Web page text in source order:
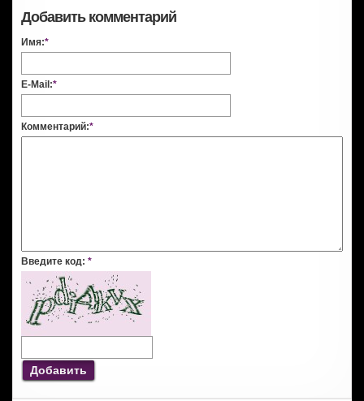
Добавить комментарий
Имя:*
E-Mail:*
Комментарий:*
Введите код: *
Добавить